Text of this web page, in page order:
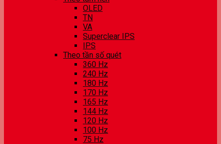
OLED
TN
VA
Superclear IPS
IPS
Theo tần số quét
360 Hz
240 Hz
180 Hz
170 Hz
165 Hz
144 Hz
120 Hz
100 Hz
75 Hz